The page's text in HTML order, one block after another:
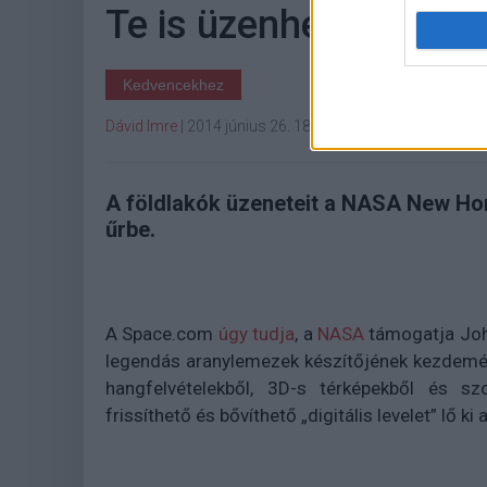
Te is üzenhetsz a
Kedvencekhez
Dávid Imre 2014 június 26. 18:13
A földlakók üzeneteit a NASA New
űrbe.
A Space.com úgy tudja, a NASAtámogatja
legendás aranylemezek készítőjének
hangfelvételekből, 3D-s térképekből és
frissíthető és bővíthető „digitális levelet” lő ki